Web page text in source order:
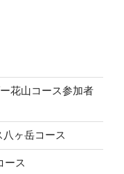
花山コース参加者
ヶ岳コース
ース